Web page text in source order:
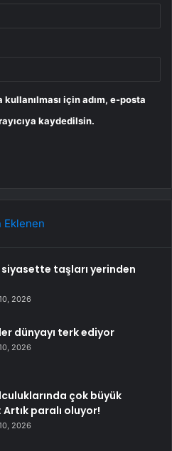
için adım, e-posta
kaydedilsin.
Eklenen
siyasette taşları yerinden
2026
dünyayı terk ediyor
2026
çok büyük
paralı oluyor!
2026